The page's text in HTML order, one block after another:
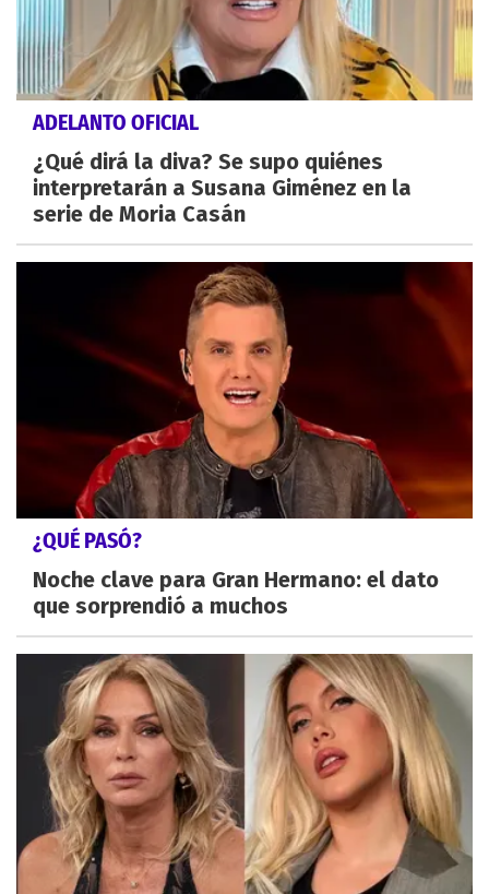
ADELANTO OFICIAL
¿Qué dirá la diva? Se supo quiénes
interpretarán a Susana Giménez en la
serie de Moria Casán
¿QUÉ PASÓ?
Noche clave para Gran Hermano: el dato
que sorprendió a muchos